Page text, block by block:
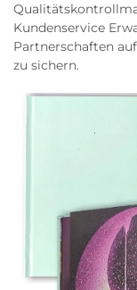
Kundenservice
Partnerschaften
zu sichern.